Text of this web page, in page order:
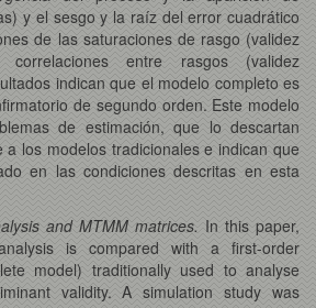
y el sesgo y la raíz del error cuadrático
de las saturaciones de rasgo (validez
entre rasgos (validez
indican que el modelo completo es
de segundo orden. Este modelo
de estimación, que lo descartan
los modelos tradicionales e indican que
en las condiciones descritas en esta
and MTMM matrices. In this paper,
is compared with a first-order
model) traditionally used to analyse
validity. A simulation study was